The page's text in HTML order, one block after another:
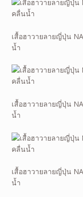
เสื้อฮาวายลายญี่ปุ่น
น้ำ
เสื้อฮาวายลายญี่ปุ่น
น้ำ
เสื้อฮาวายลายญี่ปุ่น
น้ำ